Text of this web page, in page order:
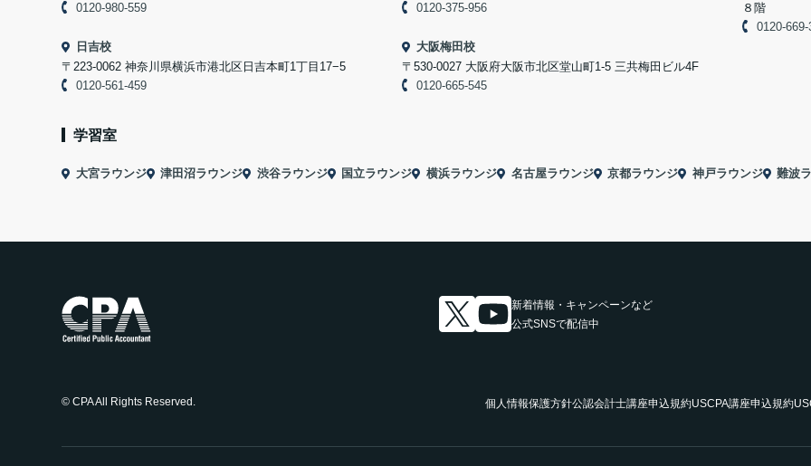
0120-980-559
0120-375-956
８階
0120-669-
日吉校
〒223-0062 神奈川県横浜市港北区日吉本町1丁目17−5
0120-561-459
大阪梅田校
〒530-0027 大阪府大阪市北区堂山町1-5 三共梅田ビル4F
0120-665-545
学習室
大宮ラウンジ 津田沼ラウンジ 渋谷ラウンジ 国立ラウンジ 横浜ラウンジ 名古屋ラウンジ 京都ラウンジ 神戸ラウンジ 難波
新着情報・キャンペーンなど
公式SNSで配信中
個人情報保護方針公認会計士講座申込規約USCPA講座申込規約
© CPA All Rights Reserved.